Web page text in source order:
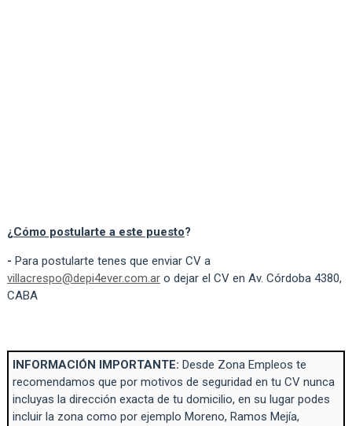
¿ Cómo postularte a este puesto?
- Para postularte tenes que enviar CV a
villacrespo@depi4ever.com.aro dejar el CV en Av. Córdoba 4380,
CABA
INFORMACIÓN IMPORTANTE: Desde Zona Empleos te
recomendamos que por motivos de seguridad en tu CV nunca
incluyas la dirección exacta de tu domicilio, en su lugar podes
incluir la zona como por ejemplo Moreno, Ramos Mejía,